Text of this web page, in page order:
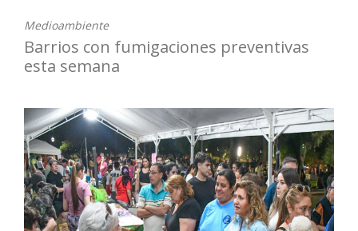
Medioambiente
Barrios con fumigaciones preventivas
esta semana